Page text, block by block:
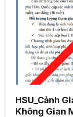
HSU_Cảnh
Không Gian